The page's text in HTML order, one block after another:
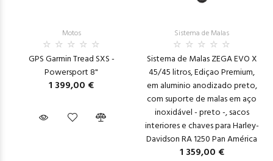
Motos
GPS Garmin Tread SXS -
Powersport 8"
1 399,00 €
Sistema de Malas
Sistema de Malas ZEGA EVO X
45/45 litros, Ediçao Premium,
em aluminio anodizado preto,
com suporte de malas em aço
inoxidável - preto -, sacos
interiores e chaves para Harley-
Davidson RA 1250 Pan América
1 359,00 €